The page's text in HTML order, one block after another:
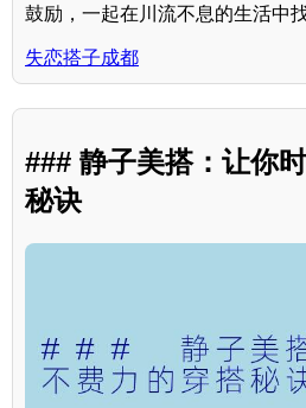
鼓励，一起在川流不息的生活中
失恋搭子成都
### 静子美搭：让你
秘诀